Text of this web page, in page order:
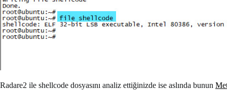
Radare2 ile shellcode dosyasını analiz ettiğinizde ise aslında bunun